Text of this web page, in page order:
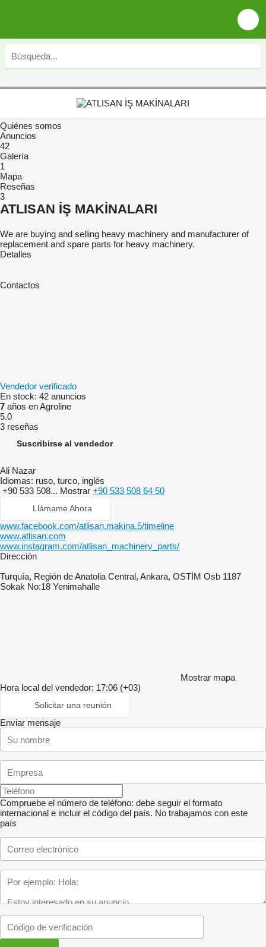
Quiénes somos
Anuncios
42
Galería
1
Mapa
Reseñas
3
ATLISAN İŞ MAKİNALARI
We are buying and selling heavy machinery and manufacturer of
replacement and spare parts for heavy machinery.
Detalles
Contactos
Vendedor verificado
En stock: 42 anuncios
7 años en Agroline
5.0
3 reseñas
Suscribirse al vendedor
Ali Nazar
Idiomas: ruso, turco, inglés
+90 533 508... Mostrar +90 533 508 64 50
Llámame Ahora
www.facebook.com/atlisan.makina.5/timeline
www.atlisan.com
www.instagram.com/atlisan_machinery_parts/
Dirección
Turquía, Región de Anatolia Central, Ankara, OSTİM Osb 1187
Sokak No:18 Yenimahalle
Mostrar mapa
Hora local del vendedor: 17:06 (+03)
Solicitar una reunión
Enviar mensaje
Compruebe el número de teléfono: debe seguir el formato
internacional e incluir el código del país. No trabajamos con este
país